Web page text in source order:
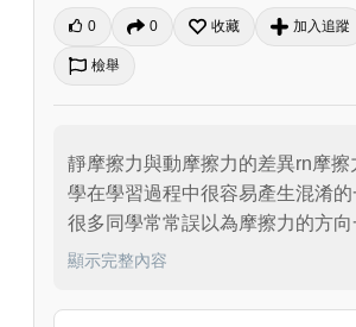
0 0 收藏 加入追蹤
檢舉
靜摩擦力與動摩擦力的差異rn摩擦
學在學習過程中很容易產生混淆的
很多同學常常誤以為摩擦力的方向
的運動方向相反。這個講次將告訴
的方向，看完影片你將更能夠了
顯示完整內容